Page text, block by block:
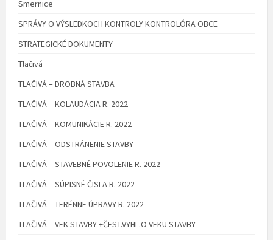
Smernice
SPRÁVY O VÝSLEDKOCH KONTROLY KONTROLÓRA OBCE
STRATEGICKÉ DOKUMENTY
Tlačivá
TLAČIVÁ – DROBNÁ STAVBA
TLAČIVÁ – KOLAUDÁCIA R. 2022
TLAČIVÁ – KOMUNIKÁCIE R. 2022
TLAČIVÁ – ODSTRÁNENIE STAVBY
TLAČIVÁ – STAVEBNÉ POVOLENIE R. 2022
TLAČIVÁ – SÚPISNÉ ČISLA R. 2022
TLAČIVÁ – TERÉNNE ÚPRAVY R. 2022
TLAČIVÁ – VEK STAVBY +ČEST.VYHL.O VEKU STAVBY